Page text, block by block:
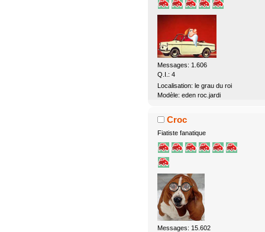
Messages: 1.606
Q.I.: 4
Localisation: le grau du roi
Modèle: eden roc.jardi
Croc
Fiatiste fanatique
Messages: 15.602